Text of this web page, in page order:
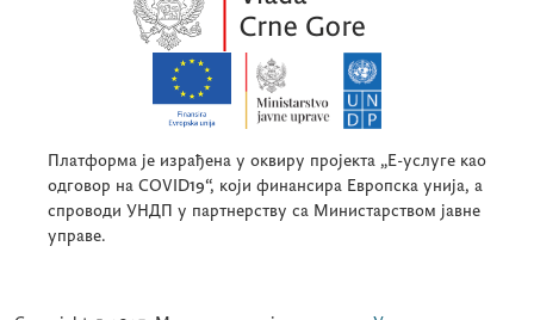
Платформа је израђена у оквиру пројекта „Е-услуге као
одговор на COVID19“, који финансира Европска унија, а
спроводи УНДП у партнерству са Министарством јавне
управе.